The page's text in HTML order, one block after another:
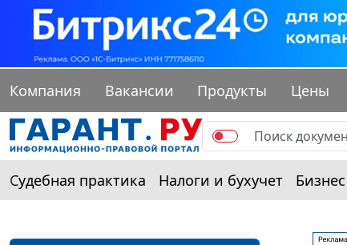
Компания Вакансии Продукты Цены
Судебная практика Налоги и бухучет Бизнес